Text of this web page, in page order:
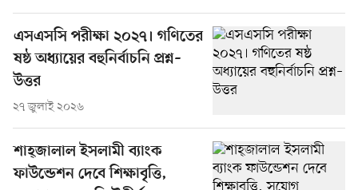
এসএসসি পরীক্ষা ২০২৭। গণিতের
ষষ্ঠ অধ্যায়ের বহুনির্বাচনি প্রশ্ন–
উত্তর
২৭ জুলাই ২০২৬
শাহ্‌জালাল ইসলামী ব্যাংক
ফাউন্ডেশন দেবে শিক্ষাবৃত্তি,